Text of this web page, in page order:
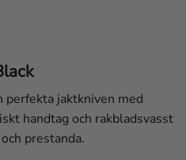
perfekta jaktkniven med
handtag och rakbladsvasst
prestanda.